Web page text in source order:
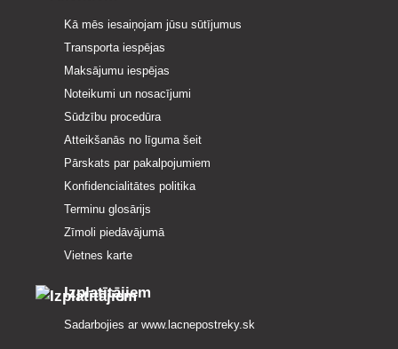
Kā mēs iesaiņojam jūsu sūtījumus
Transporta iespējas
Maksājumu iespējas
Noteikumi un nosacījumi
Sūdzību procedūra
Atteikšanās no līguma šeit
Pārskats par pakalpojumiem
Konfidencialitātes politika
Terminu glosārijs
Zīmoli piedāvājumā
Vietnes karte
Izplatītājiem
Sadarbojies ar www.lacnepostreky.sk